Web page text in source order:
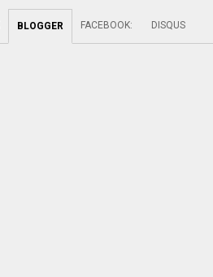
BLOGGER FACEBOOK: DISQUS